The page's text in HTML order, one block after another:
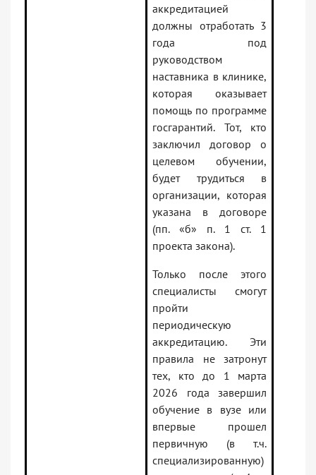
аккредитацией
должны отработать 3
года под
руководством
наставника в клинике,
которая оказывает
помощь по программе
госгарантий. Тот, кто
заключил договор о
целевом обучении,
будет трудиться в
организации, которая
указана в договоре
(пп. «б» п. 1 ст. 1
проекта закона).
Только после этого
специалисты смогут
пройти
периодическую
аккредитацию. Эти
правила не затронут
тех, кто до 1 марта
2026 года завершил
обучение в вузе или
впервые прошел
первичную (в т.ч.
специализированную)